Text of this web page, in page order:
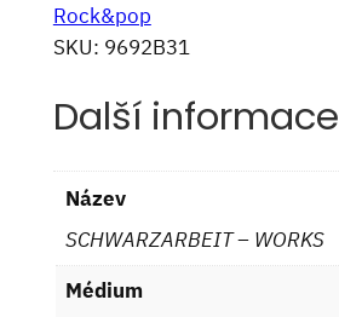
Rock&pop
SKU: 9692B31
Další informace
Název
SCHWARZARBEIT – WORKS
Médium